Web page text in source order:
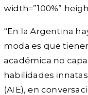
width=”100%”
“En la Argentina
moda es que
académica no
habilidades
(AIE), en